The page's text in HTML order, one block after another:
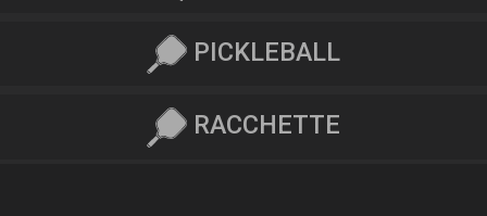
PICKLEBALL
RACCHETTE